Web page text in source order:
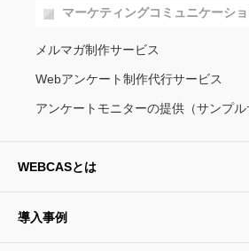
マーケティングコミュニケーシ
メルマガ制作サービス
Webアンケート制作代行サービス
アンケートモニターの提供（サンプル
WEBCASとは
導入事例